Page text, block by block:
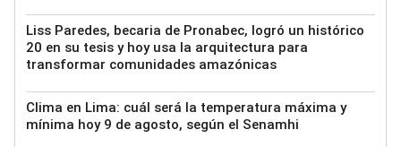
Liss Paredes, becaria de Pronabec, logró un histórico
20 en su tesis y hoy usa la arquitectura para
transformar comunidades amazónicas
Clima en Lima: cuál será la temperatura máxima y
mínima hoy 9 de agosto, según el Senamhi